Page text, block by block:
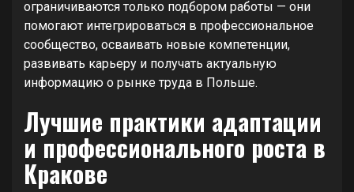
ограничиваются только подбором работы — они
помогают интегрироваться в профессиональное
сообщество, осваивать новые компетенции,
развивать карьеру и получать актуальную
информацию о рынке труда в Польше.
Лучшие практики адаптации
и профессионального роста в
Кракове